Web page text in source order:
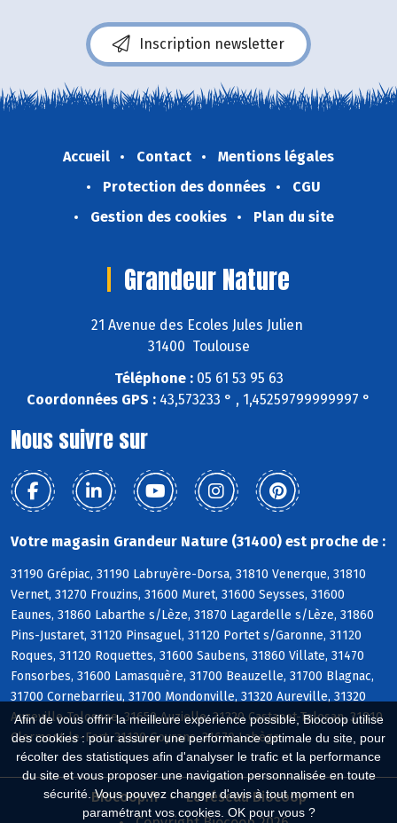
Afin de vous offrir la meilleure expérience possible, Biocoop utilise
des cookies : pour assurer une performance optimale du site, pour
récolter des statistiques afin d'analyser le trafic et la performance
du site et vous proposer une navigation personnalisée en toute
sécurité. Vous pouvez changer d'avis à tout moment en
paramétrant vos cookies. OK pour vous ?
Inscription newsletter
Accueil Contact
Mentions légales
Protection des données
CGU
Gestion des cookies
Plan du site
Grandeur Nature
21 Avenue des Ecoles Jules Julien
31400 Toulouse
Téléphone :05 61 53 95 63
Coordonnées GPS : 43,573233 ° , 1,45259799999997 °
Nous suivre sur
Votre magasin Grandeur Nature (31400) est proche de :
31190 Grépiac, 31190 Labruyère-Dorsa, 31810 Venerque, 31810
Vernet, 31270 Frouzins, 31600 Muret, 31600 Seysses, 31600
Eaunes, 31860 Labarthe s/Lèze, 31870 Lagardelle s/Lèze, 31860
Pins-Justaret, 31120 Pinsaguel, 31120 Portet s/Garonne, 31120
Roques, 31120 Roquettes, 31600 Saubens, 31860 Villate, 31470
Fonsorbes, 31600 Lamasquère, 31700 Beauzelle, 31700 Blagnac,
31700 Cornebarrieu, 31700 Mondonville, 31320 Aureville, 31320
Auzeville-Tolosane, 31650 Auzielle, 31320 Castanet-Tolosan, 31810
Clermont-le-Fort, 31120 Goyrans, 31670 Labège
Biocoop.fr
Le réseau Biocoop